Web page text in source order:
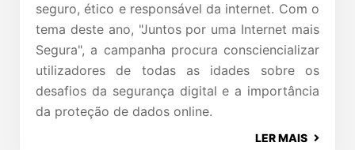
seguro, ético e responsável da internet. Com o
tema deste ano, "Juntos por uma Internet mais
Segura", a campanha procura consciencializar
utilizadores de todas as idades sobre os
desafios da segurança digital e a importância
da proteção de dados online.
LER MAIS